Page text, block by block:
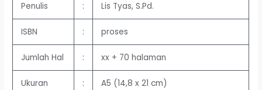
Penulis : Lis Tyas, S.Pd.
ISBN : proses
Jumlah Hal : xx + 70 halaman
Ukuran : A5 (14,8 x 21 cm)